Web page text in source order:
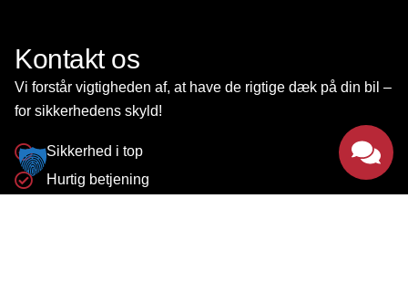
Kontakt os
Vi forstår vigtigheden af, at have de rigtige dæk på din bil –
for sikkerhedens skyld!
Sikkerhed i top
Hurtig betjening